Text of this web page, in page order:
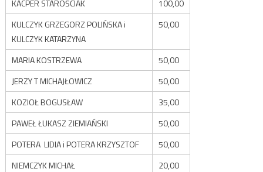
KACPER STAROŚCIAK
100,00
KULCZYK GRZEGORZ POLIŃSKA i
KULCZYK KATARZYNA
50,00
MARIA KOSTRZEWA
50,00
JERZY T MICHAJŁOWICZ
50,00
KOZIOŁ BOGUSŁAW
35,00
PAWEŁ ŁUKASZ ZIEMIAŃSKI
50,00
POTERA LIDIA i POTERA KRZYSZTOF
50,00
NIEMCZYK MICHAŁ
20,00